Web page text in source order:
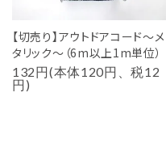
【切売り】アウトドアコード～メ
タリック～（6m以上1m単位）
132円(本体120円、税12
円)